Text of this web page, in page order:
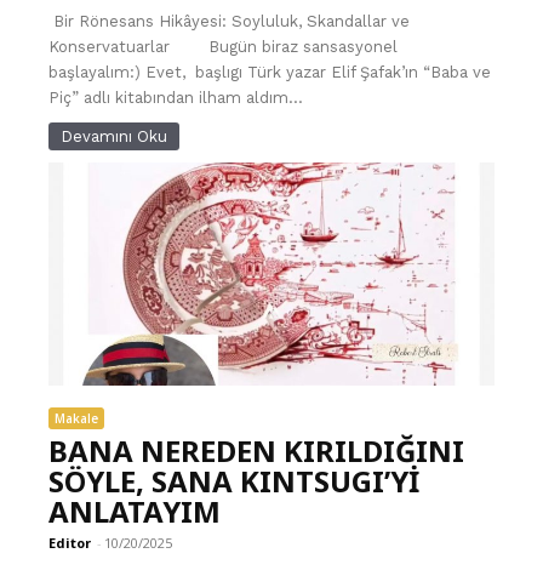
Bir Rönesans Hikâyesi: Soyluluk, Skandallar ve
Konservatuarlar Bugün biraz sansasyonel
başlayalım:) Evet, başlıgı Türk yazar Elif Şafak’ın “Baba ve
Piç” adlı kitabından ilham aldım...
Devamını Oku
Makale
BANA NEREDEN KIRILDIĞINI
SÖYLE, SANA KINTSUGI’Yİ
ANLATAYIM
Editor - 10/20/2025